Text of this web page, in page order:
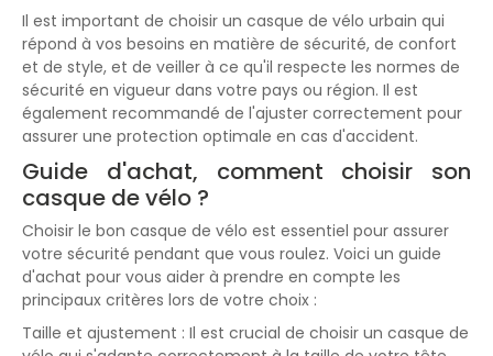
Il est important de choisir un casque de vélo urbain qui
répond à vos besoins en matière de sécurité, de confort
et de style, et de veiller à ce qu'il respecte les normes de
sécurité en vigueur dans votre pays ou région. Il est
également recommandé de l'ajuster correctement pour
assurer une protection optimale en cas d'accident.
Guide d'achat, comment choisir son
casque de vélo ?
Choisir le bon casque de vélo est essentiel pour assurer
votre sécurité pendant que vous roulez. Voici un guide
d'achat pour vous aider à prendre en compte les
principaux critères lors de votre choix :
Taille et ajustement : Il est crucial de choisir un casque de